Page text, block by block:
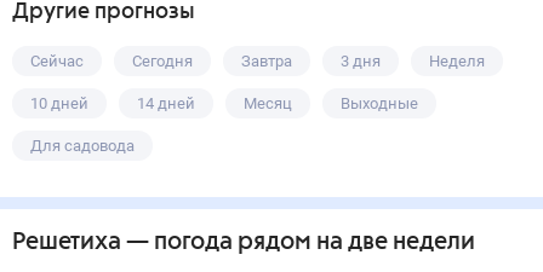
Другие прогнозы
Сейчас Сегодня Завтра 3 дня Неделя
10 дней 14 дней Месяц Выходные
Для садовода
Решетиха — погода рядом на две недели